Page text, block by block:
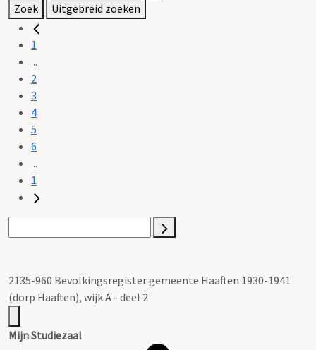
Zoek Uitgebreid zoeken
1
...
2
3
4
5
6
...
1
2135-960 Bevolkingsregister gemeente Haaften 1930-1941
(dorp Haaften), wijk A - deel 2
Mijn Studiezaal